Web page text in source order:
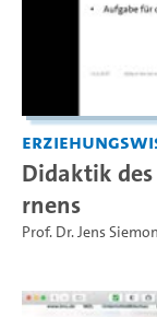
Didaktik
rnens
Prof. Dr. Jens Siemon